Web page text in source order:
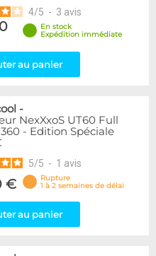
4/5 - 3 avis
En stock
Expédition immédiate
au panier
-
NexXxoS UT60 Full
- Edition Spéciale
5/5 - 1 avis
€
Rupture
1 à 2 semaines de délai
au panier